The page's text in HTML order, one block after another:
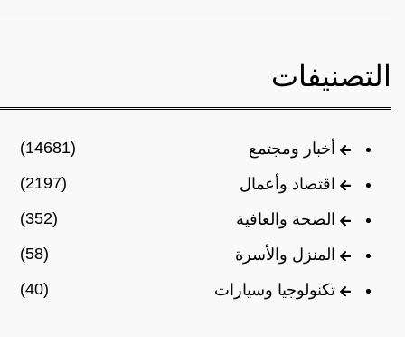
التصنيفات
أخبار ومجتمع
(14681)
اقتصاد وأعمال
(2197)
الصحة والعافية
(352)
المنزل والأسرة
(58)
تكنولوجيا وسيارات
(40)